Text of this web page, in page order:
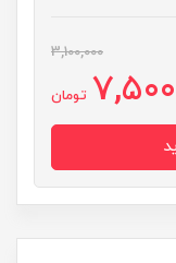
3,100,000
تومان